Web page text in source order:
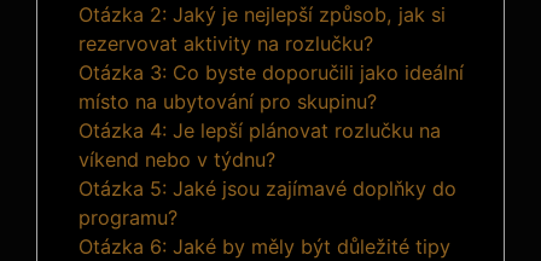
Otázka 2: ‍Jaký je nejlepší způsob, jak si
‍rezervovat aktivity na ‌rozlučku?
Otázka 3: Co byste doporučili jako ideální
místo na ubytování pro skupinu?
Otázka 4: Je⁤ lepší plánovat rozlučku na​
víkend nebo v týdnu?
Otázka 5: Jaké jsou zajímavé doplňky do
programu?
Otázka 6: Jaké by ​měly​ být důležité tipy⁣